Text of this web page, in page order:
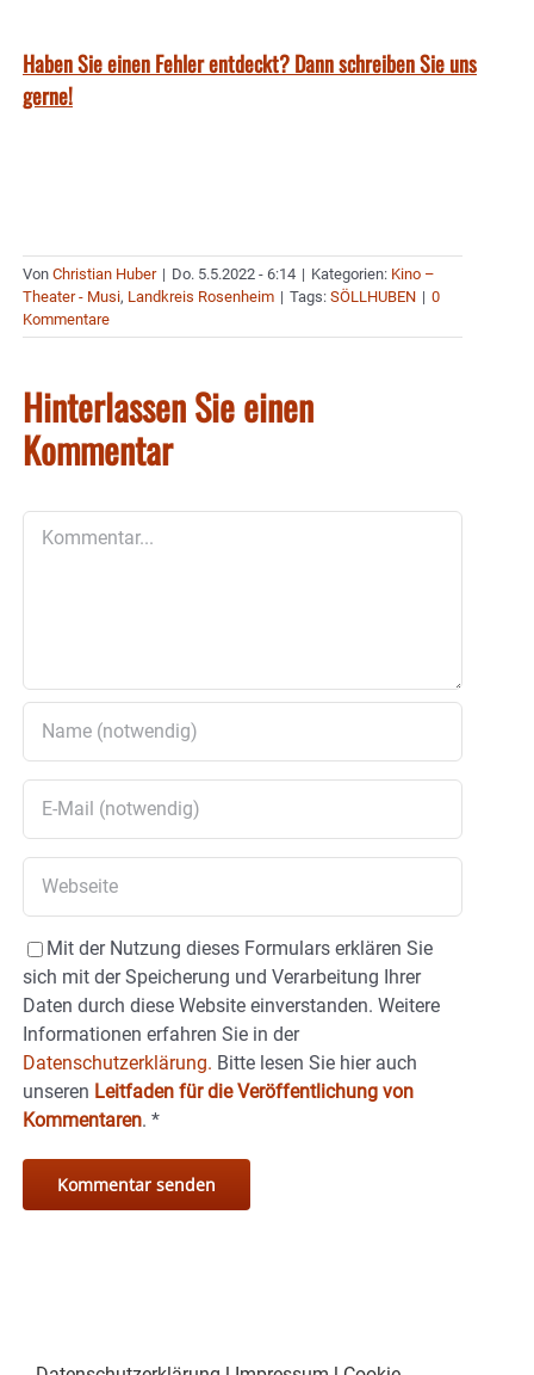
Haben Sie einen Fehler entdeckt? Dann schreiben Sie uns
gerne!
Von Christian Huber | Do. 5.5.2022 - 6:14 | Kategorien: Kino –
Theater - Musi, Landkreis Rosenheim | Tags: SÖLLHUBEN | 0
Kommentare
Hinterlassen Sie einen
Kommentar
Mit der Nutzung dieses Formulars erklären Sie
sich mit der Speicherung und Verarbeitung Ihrer
Daten durch diese Website einverstanden. Weitere
Informationen erfahren Sie in der
Datenschutzerklärung. Bitte lesen Sie hier auch
unseren Leitfaden für die Veröffentlichung von
Kommentaren. *